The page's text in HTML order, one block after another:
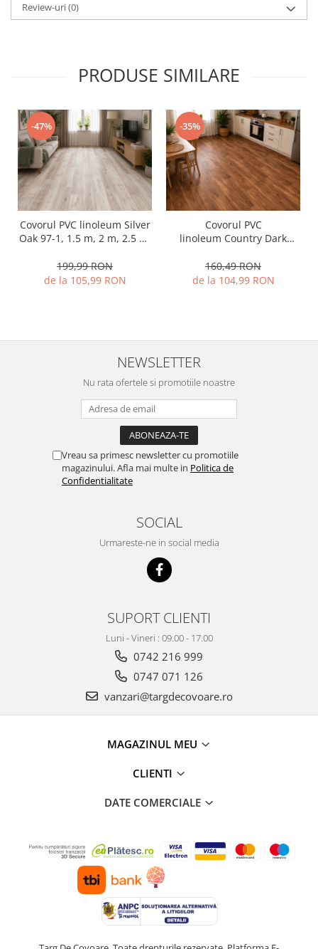
Review-uri(0)
PRODUSE SIMILARE
-47%
Covorul PVC linoleum Silver
Oak 97-1, 1.5 m, 2 m, 2.5 m,
199,99 RON
de la 105,99 RON
-35%
Covorul PVC
linoleum Country Dark
m si 2,5 m, Maro
inchis/Imitatie parchet,
160,49 RON
de la 104,99 RON
NEWSLETTER
Nu rata ofertele si promotiile noastre
Vreau sa primesc newsletter cu promotiile
magazinului. Afla mai multe in Politica de
Confidentialitate
SOCIAL
Urmareste-ne in social media
SUPORT CLIENTI
Luni - Vineri : 09.00 - 17.00
0742 216 999
0747 071 126
vanzari@targdecovoare.ro
MAGAZINUL MEU
CLIENTI
DATE COMERCIALE